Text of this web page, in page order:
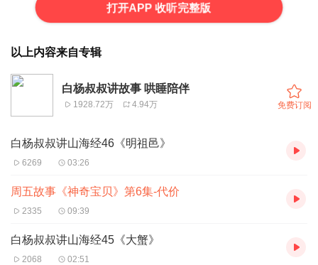
打开APP 收听完整版
以上内容来自专辑
白杨叔叔讲故事 哄睡陪伴
1928.72万 4.94万 免费订阅
白杨叔叔讲山海经46《明祖邑》
6269 03:26
周五故事《神奇宝贝》第6集-代价
2335 09:39
白杨叔叔讲山海经45《大蟹》
2068 02:51